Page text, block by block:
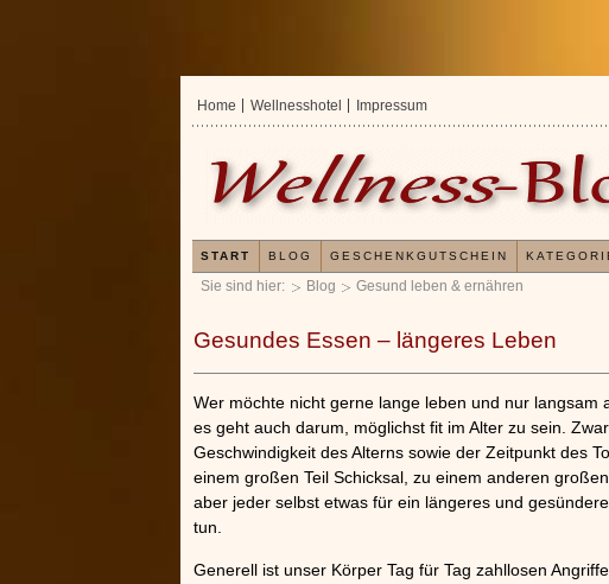
Sie sind hier: Blog Gesund leben & ernähren
Gesundes Essen – längeres Leben
Wer möchte nicht gerne lange leben und nur langsam
es geht auch darum, möglichst fit im Alter zu sein.
Geschwindigkeit des Alterns sowie der Zeitpunkt des
einem großen Teil Schicksal, zu einem anderen
aber jeder selbst etwas für ein längeres und
tun.
Generell ist unser Körper Tag für Tag zahllosen
Erfahrungen mit und Anwendungsweisen von
Home Wellnesshotel Impressum
START BLOG GESCHENKGUTSCHEIN